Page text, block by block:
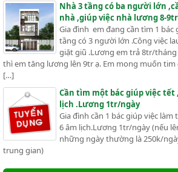
Nhà 3 tầng có ba người lớn
nhà ,giúp việc nhà lương 8-
Gia đình em đang cần tìm 1 bác
tầng có 3 người lớn .Công việc
giặt giũ .Lương em trả 8tr/
thì em tăng lương lên 9tr ạ. Em mong muốn tim
[…]
Cần tìm một bác giúp việc tết
lịch .Lương 1tr/ngày
Gia đình cần 1 bác giúp việc
6 âm lịch.Lương 1tr/ngày (nếu
những ngày thường là 250k/
trung gian)